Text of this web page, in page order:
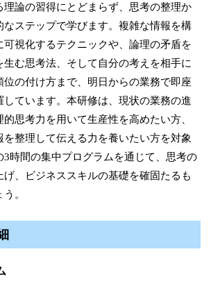
理論の習得にとどまらず、思考の整理か
なステップで学びます。複雑な情報を構
可視化するテクニックや、論理の矛盾を
生む思考法、そして自分の考えを相手に
位の付け方まで、明日からの業務で即座
しています。本研修は、現状の業務の進
思考力を用いて生産性を高めたい方、
を整理して伝える力を養いたい方を対象
3時間の集中プログラムを通じて、思考の
、ビジネススキルの基礎を確固たるも
。